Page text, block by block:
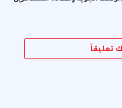
تعليقاً